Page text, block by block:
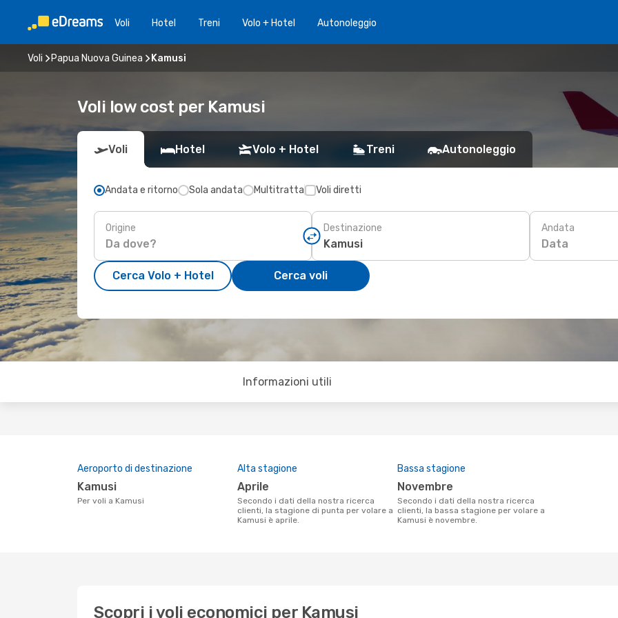
Voli Hotel Treni Volo + Hotel Autonoleggio
Voli Papua Nuova Guinea Kamusi
Voli low cost per Kamusi
Voli Hotel Volo + Hotel Treni Autonoleggio
Andata e ritorno Sola andata Multitratta Voli diretti
Origine Destinazione Andata
Data
Cerca Volo + Hotel Cerca voli
Informazioni utili
Aeroporto di destinazione
Kamusi
Per voli a Kamusi
Alta stagione
aprile
Secondo i dati della nostra ricerca
clienti, la stagione di punta per volare a
Kamusi è aprile.
Bassa stagione
novembre
Secondo i dati della nostra ricerca
clienti, la bassa stagione per volare a
Kamusi è novembre.
Scopri i voli economici per Kamusi